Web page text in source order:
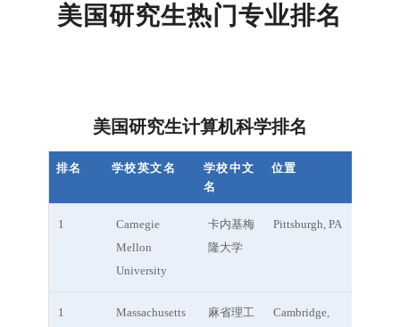
美国研究生热门专业排名
美国研究生计算机科学排名
排名 学校英文名
学校中文
名
位置
文名
1
Carnegie
Mellon
University
卡内基梅
隆大学
Pittsburgh, PA
1 Massachusetts 麻省理工 Cambridge,